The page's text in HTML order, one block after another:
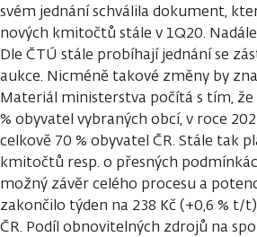
svém jednání schválila dokument,
nových kmitočtů stále v 1Q20.
Dle ČTÚ stále probíhají jednání se
aukce. Nicméně takové změny by
Materiál ministerstva počítá s tím,
% obyvatel vybraných obcí, v roce
celkově 70 % obyvatel ČR. Stále tak
kmitočtů resp. o přesných
možný závěr celého procesu a
zakončilo týden na 238 Kč (+0,6 %
ČR. Podíl obnovitelných zdrojů na